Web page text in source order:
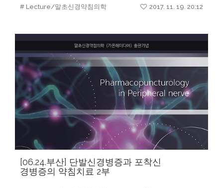
# Lecture/말초신경약침의학 2017. 11. 19. 20:12
[06.24.부산] 단발신경병증과 포착신
경병증의 약침치료 2부